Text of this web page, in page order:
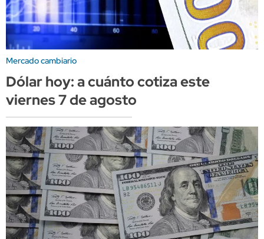
Mercado cambiario
Dólar hoy: a cuánto cotiza este
viernes 7 de agosto